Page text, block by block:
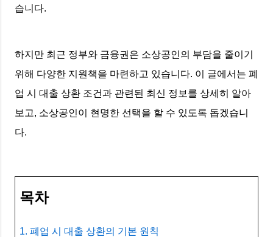
습니다.
하지만 최근 정부와 금융권은 소상공인의 부담을 줄이기
위해 다양한 지원책을 마련하고 있습니다. 이 글에서는 폐
업 시 대출 상환 조건과 관련된 최신 정보를 상세히 알아
보고, 소상공인이 현명한 선택을 할 수 있도록 돕겠습니
다.
목차
1. 폐업 시 대출 상환의 기본 원칙